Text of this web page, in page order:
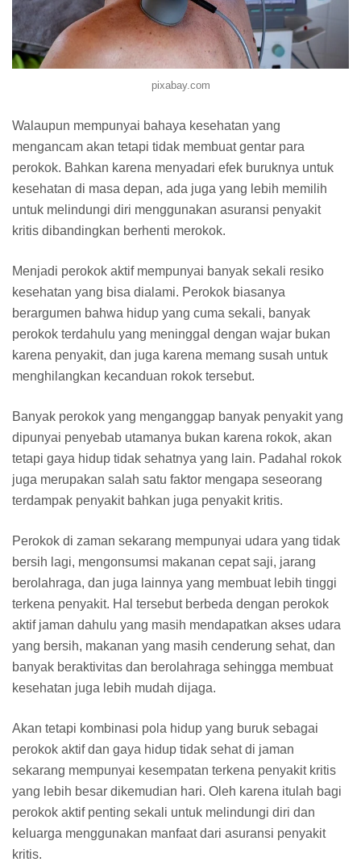
pixabay.com
Walaupun mempunyai bahaya kesehatan yang
mengancam akan tetapi tidak membuat gentar para
perokok. Bahkan karena menyadari efek buruknya untuk
kesehatan di masa depan, ada juga yang lebih memilih
untuk melindungi diri menggunakan asuransi penyakit
kritis dibandingkan berhenti merokok.
Menjadi perokok aktif mempunyai banyak sekali resiko
kesehatan yang bisa dialami. Perokok biasanya
berargumen bahwa hidup yang cuma sekali, banyak
perokok terdahulu yang meninggal dengan wajar bukan
karena penyakit, dan juga karena memang susah untuk
menghilangkan kecanduan rokok tersebut.
Banyak perokok yang menganggap banyak penyakit yang
dipunyai penyebab utamanya bukan karena rokok, akan
tetapi gaya hidup tidak sehatnya yang lain. Padahal rokok
juga merupakan salah satu faktor mengapa seseorang
terdampak penyakit bahkan juga penyakit kritis.
Perokok di zaman sekarang mempunyai udara yang tidak
bersih lagi, mengonsumsi makanan cepat saji, jarang
berolahraga, dan juga lainnya yang membuat lebih tinggi
terkena penyakit. Hal tersebut berbeda dengan perokok
aktif jaman dahulu yang masih mendapatkan akses udara
yang bersih, makanan yang masih cenderung sehat, dan
banyak beraktivitas dan berolahraga sehingga membuat
kesehatan juga lebih mudah dijaga.
Akan tetapi kombinasi pola hidup yang buruk sebagai
perokok aktif dan gaya hidup tidak sehat di jaman
sekarang mempunyai kesempatan terkena penyakit kritis
yang lebih besar dikemudian hari. Oleh karena itulah bagi
perokok aktif penting sekali untuk melindungi diri dan
keluarga menggunakan manfaat dari asuransi penyakit
kritis.